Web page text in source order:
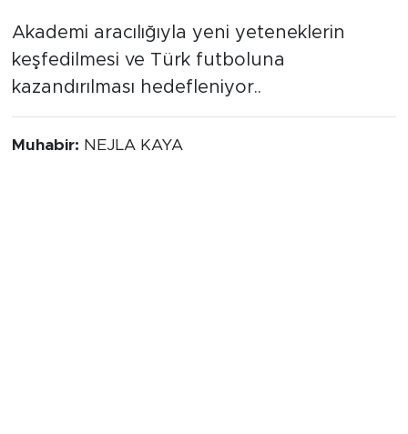
Akademi aracılığıyla yeni yeteneklerin
keşfedilmesi ve Türk futboluna
kazandırılması hedefleniyor..
Muhabir: NEJLA KAYA